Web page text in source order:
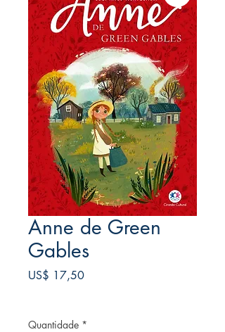
Anne de Green
Gables
US$ 17,50Preço
Quantidade *